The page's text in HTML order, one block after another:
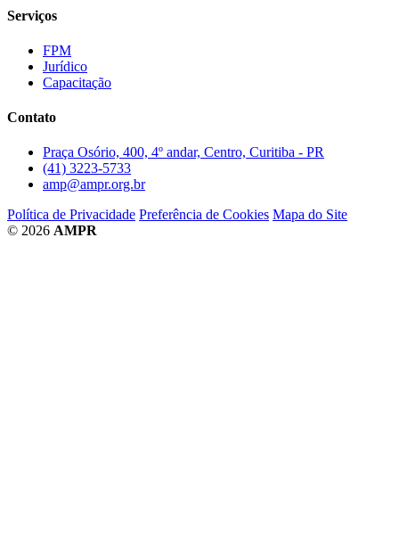
Serviços
FPM
Jurídico
Capacitação
Contato
Praça Osório, 400, 4º andar, Centro, Curitiba - PR
(41) 3223-5733
amp@ampr.org.br
Política de Privacidade Preferência de Cookies Mapa do Site
© 2026 AMPR